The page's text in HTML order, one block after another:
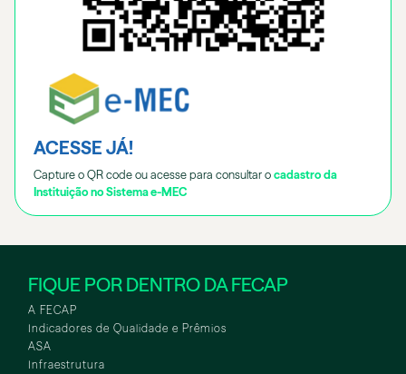
ACESSE JÁ!
Capture o QR code ou acesse para consultar o cadastro da
Instituição no Sistema e-MEC
FIQUE POR DENTRO DA FECAP
A FECAP
Indicadores de Qualidade e Prêmios
ASA
Infraestrutura